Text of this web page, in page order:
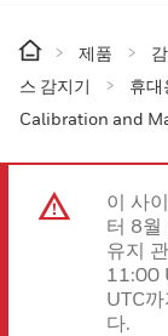
제품
스 감지기
휴대
Calibration and
이 사
터 8월
유지
11:00
UTC
다.